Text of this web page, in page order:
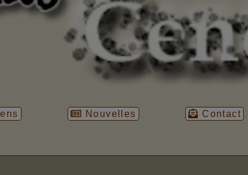
Nouvelles Contact